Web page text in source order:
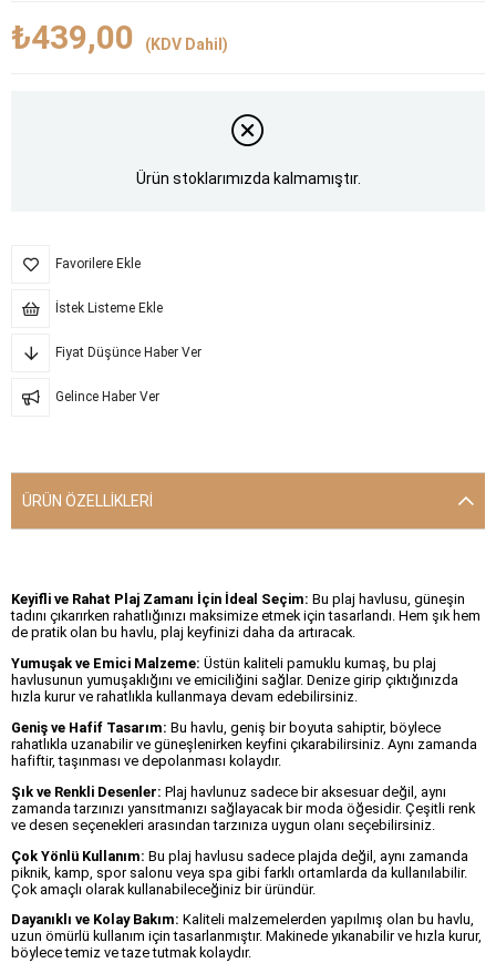
₺439,00 (KDV Dahil)
Ürün stoklarımızda kalmamıştır.
Favorilere Ekle
İstek Listeme Ekle
Fiyat Düşünce Haber Ver
Gelince Haber Ver
ÜRÜN ÖZELLIKLERI
Keyifli ve Rahat Plaj Zamanı İçin İdeal Seçim: Bu plaj havlusu, güneşin
tadını çıkarırken rahatlığınızı maksimize etmek için tasarlandı. Hem şık hem
de pratik olan bu havlu, plaj keyfinizi daha da artıracak.
Yumuşak ve Emici Malzeme: Üstün kaliteli pamuklu kumaş, bu plaj
havlusunun yumuşaklığını ve emiciliğini sağlar. Denize girip çıktığınızda
hızla kurur ve rahatlıkla kullanmaya devam edebilirsiniz.
Geniş ve Hafif Tasarım: Bu havlu, geniş bir boyuta sahiptir, böylece
rahatlıkla uzanabilir ve güneşlenirken keyfini çıkarabilirsiniz. Aynı zamanda
hafiftir, taşınması ve depolanması kolaydır.
Şık ve Renkli Desenler: Plaj havlunuz sadece bir aksesuar değil, aynı
zamanda tarzınızı yansıtmanızı sağlayacak bir moda öğesidir. Çeşitli renk
ve desen seçenekleri arasından tarzınıza uygun olanı seçebilirsiniz.
Çok Yönlü Kullanım: Bu plaj havlusu sadece plajda değil, aynı zamanda
piknik, kamp, spor salonu veya spa gibi farklı ortamlarda da kullanılabilir.
Çok amaçlı olarak kullanabileceğiniz bir üründür.
Dayanıklı ve Kolay Bakım: Kaliteli malzemelerden yapılmış olan bu havlu,
uzun ömürlü kullanım için tasarlanmıştır. Makinede yıkanabilir ve hızla kurur,
böylece temiz ve taze tutmak kolaydır.